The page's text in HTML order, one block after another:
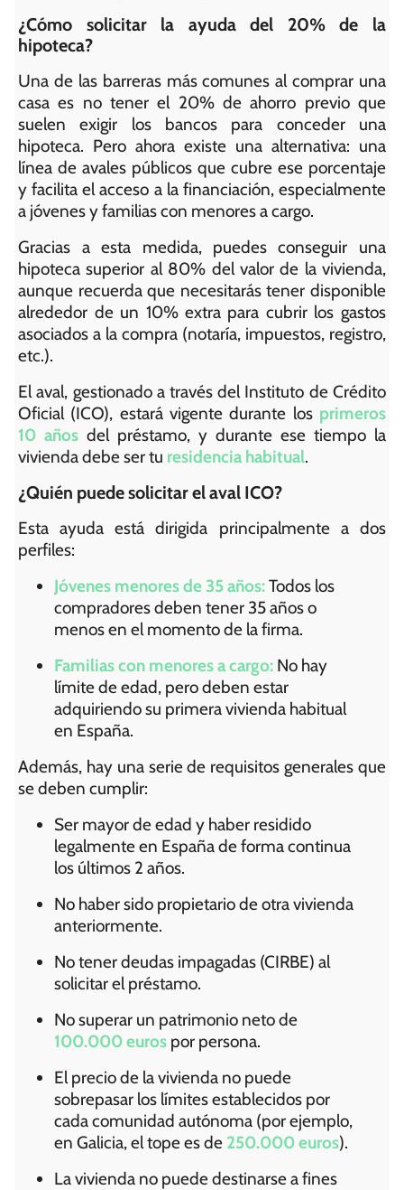
¿Cómo solicitar la ayuda del 20% de la
hipoteca?
Una de las barreras más comunes al comprar una
casa es no tener el 20% de ahorro previo que
suelen exigir los bancos para conceder una
hipoteca. Pero ahora existe una alternativa: una
línea de avales públicos que cubre ese porcentaje
y facilita el acceso a la financiación, especialmente
a jóvenes y familias con menores a cargo.
Gracias a esta medida, puedes conseguir una
hipoteca superior al 80% del valor de la vivienda,
aunque recuerda que necesitarás tener disponible
alrededor de un 10% extra para cubrir los gastos
asociados a la compra (notaría, impuestos, registro,
etc.).
El aval, gestionado a través del Instituto de Crédito
Oficial (ICO), estará vigente durante los primeros
10 años del préstamo, y durante ese tiempo la
vivienda debe ser tu residencia habitual.
¿Quién puede solicitar el aval ICO?
Esta ayuda está dirigida principalmente a dos
perfiles:
Jóvenes menores de 35 años:Todos los
compradores deben tener 35 años o
menos en el momento de la firma.
Familias con menores a cargo: No hay
límite de edad, pero deben estar
adquiriendo su primera vivienda habitual
en España.
Además, hay una serie de requisitos generales que
se deben cumplir:
Ser mayor de edad y haber residido
legalmente en España de forma continua
los últimos 2 años.
No haber sido propietario de otra vivienda
anteriormente.
No tener deudas impagadas (CIRBE) al
solicitar el préstamo.
No superar un patrimonio neto de
100.000 euros por persona.
El precio de la vivienda no puede
sobrepasar los límites establecidos por
cada comunidad autónoma (por ejemplo,
en Galicia, el tope es de 250.000 euros).
La vivienda no puede destinarse a fines